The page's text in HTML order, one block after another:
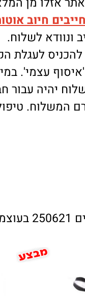
מן המלאי.
חיוב אוטומטי
לשלוח.
לעגלת
עצמי'. במידה
עבור
טיפול